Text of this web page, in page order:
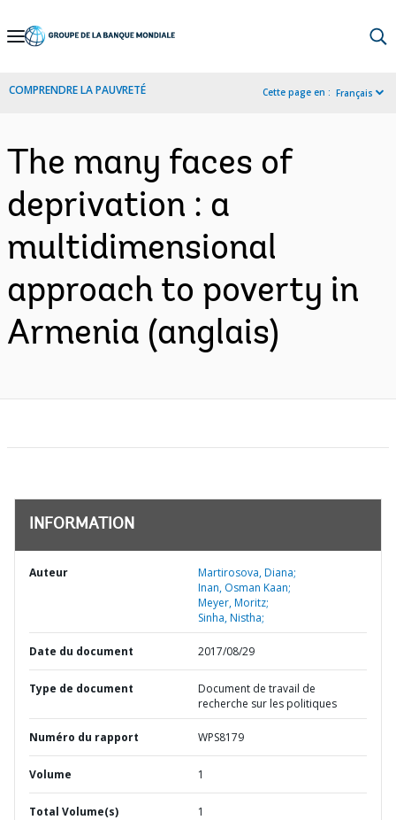
Skip
Navigation
COMPRENDRE LA PAUVRETÉ Cette page en : Français
The many faces of
deprivation : a
multidimensional
approach to poverty in
Armenia (anglais)
INFORMATION
Auteur
Martirosova, Diana;
Inan, Osman Kaan;
Meyer, Moritz;
Sinha, Nistha;
Date du document 2017/08/29
Type de document
Document de travail de
recherche sur les politiques
Numéro du rapport WPS8179
Volume 1
Total Volume(s) 1